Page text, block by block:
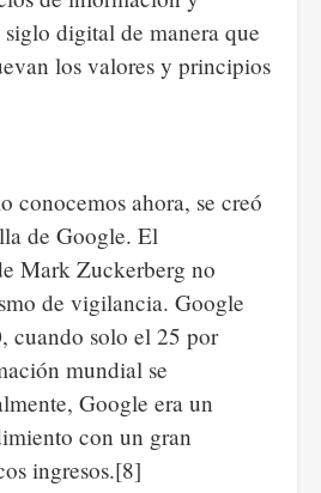
digital de manera que
los valores y principios
conocemos ahora, se creó
de Google. El
Mark Zuckerberg no
de vigilancia. Google
cuando solo el 25 por
mundial se
Google era un
con un gran
ingresos.[8]